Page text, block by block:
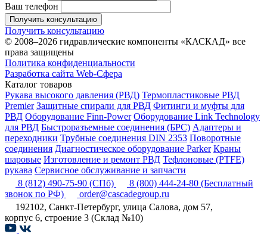
Ваш телефон
Получить консультацию
Получить консультацию
© 2008–2026 гидравлические компоненты «КАСКАД» все
права защищены
Политика конфиденциальности
Разработка сайта Web-Сфера
Каталог товаров
Рукава высокого давления (РВД) Термопластиковые РВД
Premier Защитные спирали для РВД Фитинги и муфты для
РВД Оборудование Finn-Power Оборудование Link Technology
для РВД Быстроразъемные соединения (БРС) Адаптеры и
переходники Трубные соединения DIN 2353 Поворотные
соединения Диагностическое оборудование Parker Краны
шаровые Изготовление и ремонт РВД Тефлоновые (PTFE)
рукава Сервисное обслуживание и запчасти
8 (812) 490-75-90 (СПб) 8 (800) 444-24-80 (Бесплатный
звонок по РФ)
order@cascadegroup.ru
192102, Санкт-Петербург, улица Салова, дом 57,
корпус 6, строение 3 (Склад №10)